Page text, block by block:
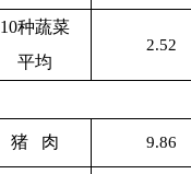
10种蔬菜
平均
2.52
猪 肉 9.86